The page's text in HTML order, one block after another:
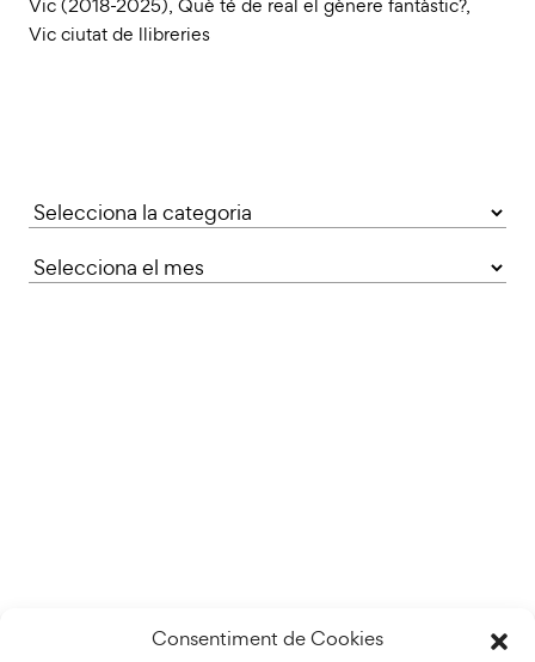
Consentiment de Cookies
Vic (2018-2025), Què té de real el gènere fantàstic?,
Vic ciutat de llibreries
Categories